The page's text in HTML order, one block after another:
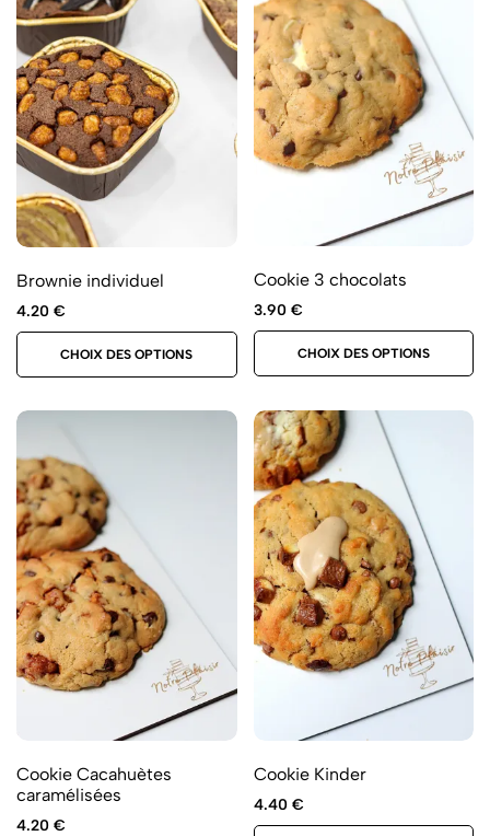
Brownie individuel
4.20 €
CHOIX DES OPTIONS
Cookie 3 chocolats
3.90 €
CHOIX DES OPTIONS
Cookie Cacahuètes
caramélisées
4.20 €
Cookie Kinder
4.40 €